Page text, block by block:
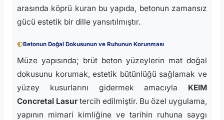
arasında köprü kuran bu yapıda, betonun zamansız
gücü estetik bir dille yansıtılmıştır.
Betonun Doğal Dokusunun ve Ruhunun Korunması
Müze yapısında; brüt beton yüzeylerin mat doğal
dokusunu korumak, estetik bütünlüğü sağlamak ve
yüzey kusurlarını gidermek amacıyla KEIM
Concretal Lasur tercih edilmiştir. Bu özel uygulama,
yapının mimari kimliğine ve tarihin ruhuna saygı